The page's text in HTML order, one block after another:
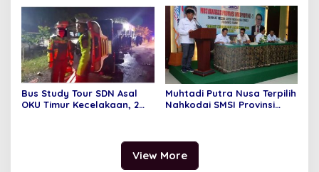
Bus Study Tour SDN Asal
OKU Timur Kecelakaan, 2
Muhtadi Putra Nusa Terpilih
Nahkodai SMSI Provinsi
View More